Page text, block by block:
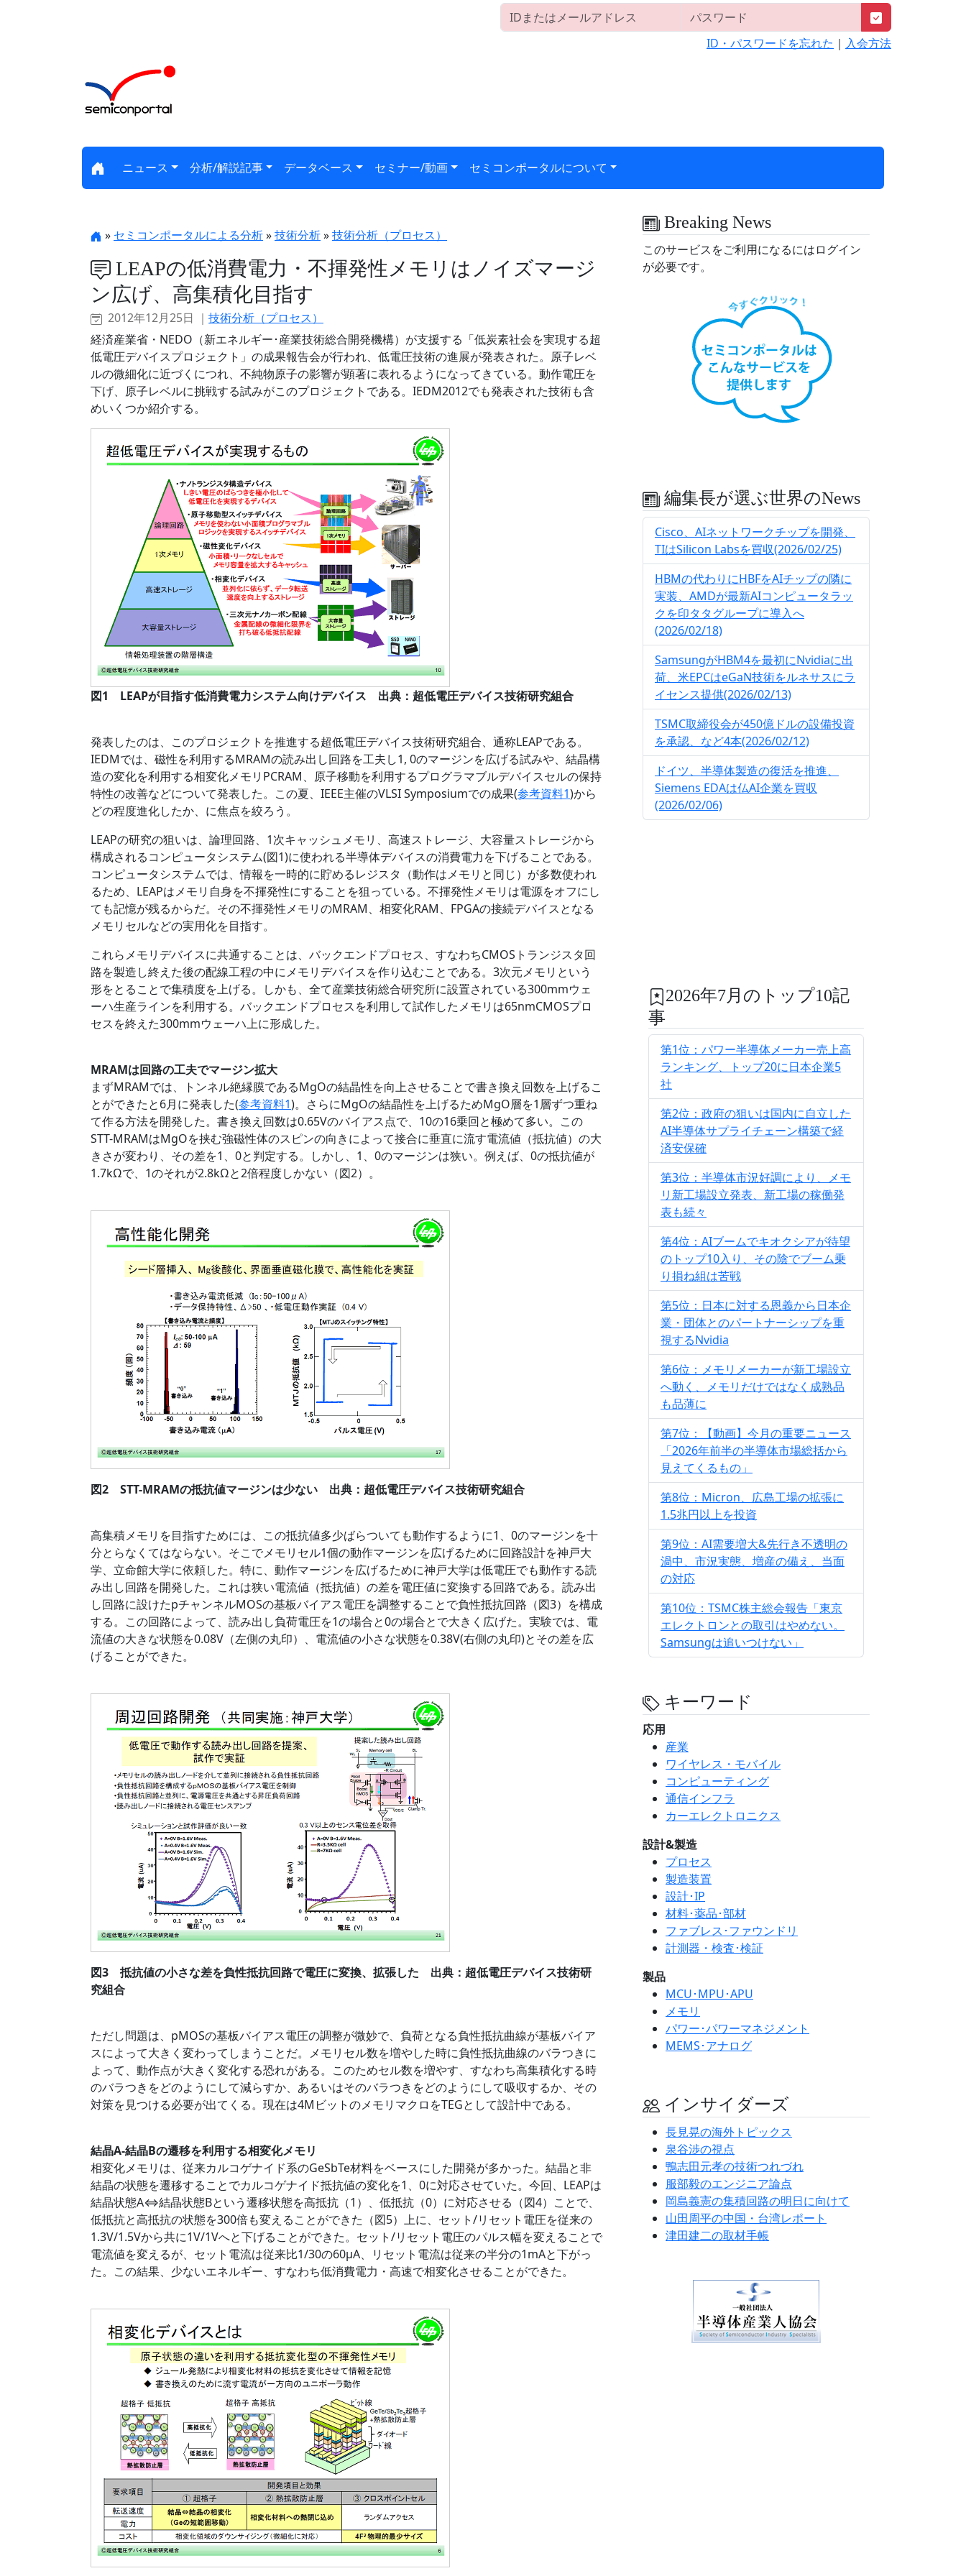
ID・パスワードを忘れた ｜ 入会方法
ニュース 分析/解説記事 データベース セミナー/動画 セミコンポータルについて
» セミコンポータルによる分析»技術分析»技術分析（プロセス）
LEAPの低消費電力・不揮発性メモリはノイズマージ
ン広げ、高集積化目指す
2012年12月25日 ｜ 技術分析（プロセス）
経済産業省・NEDO（新エネルギー･産業技術総合開発機構）が支援する「低炭素社会を実現する超
低電圧デバイスプロジェクト」の成果報告会が行われ、低電圧技術の進展が発表された。原子レベ
ルの微細化に近づくにつれ、不純物原子の影響が顕著に表れるようになってきている。動作電圧を
下げ、原子レベルに挑戦する試みがこのプロジェクトである。IEDM2012でも発表された技術も含
めいくつか紹介する。
図1 LEAPが目指す低消費電力システム向けデバイス 出典：超低電圧デバイス技術研究組合
発表したのは、このプロジェクトを推進する超低電圧デバイス技術研究組合、通称LEAPである。
IEDMでは、磁性を利用するMRAMの読み出し回路を工夫し1, 0のマージンを広げる試みや、結晶構
造の変化を利用する相変化メモリPCRAM、原子移動を利用するプログラマブルデバイスセルの保持
特性の改善などについて発表した。この夏、IEEE主催のVLSI Symposiumでの成果(参考資料1)から
どの程度進化したか、に焦点を絞ろう。
LEAPの研究の狙いは、論理回路、1次キャッシュメモリ、高速ストレージ、大容量ストレージから
構成されるコンピュータシステム(図1)に使われる半導体デバイスの消費電力を下げることである。
コンピュータシステムでは、情報を一時的に貯めるレジスタ（動作はメモリと同じ）が多数使われ
るため、LEAPはメモリ自身を不揮発性にすることを狙っている。不揮発性メモリは電源をオフにし
ても記憶が残るからだ。その不揮発性メモリのMRAM、相変化RAM、FPGAの接続デバイスとなる
メモリセルなどの実用化を目指す。
これらメモリデバイスに共通することは、バックエンドプロセス、すなわちCMOSトランジスタ回
路を製造し終えた後の配線工程の中にメモリデバイスを作り込むことである。3次元メモリという
形をとることで集積度を上げる。しかも、全て産業技術総合研究所に設置されている300mmウェ
ーハ生産ラインを利用する。バックエンドプロセスを利用して試作したメモリは65nmCMOSプロ
セスを終えた300mmウェーハ上に形成した。
MRAMは回路の工夫でマージン拡大
まずMRAMでは、トンネル絶縁膜であるMgOの結晶性を向上させることで書き換え回数を上げるこ
とができたと6月に発表した(参考資料1)。さらにMgOの結晶性を上げるためMgO層を1層ずつ重ね
て作る方法を開発した。書き換え回数は0.65Vのバイアス点で、10の16乗回と極めて多い。この
STT-MRAMはMgOを挟む強磁性体のスピンの向きによって接合に垂直に流す電流値（抵抗値）の大
きさが変わり、その差を1、0と判定する。しかし、1、0のマージンは狭い。例えば、0の抵抗値が
1.7kΩで、1のそれが2.8kΩと2倍程度しかない（図2）。
図2 STT-MRAMの抵抗値マージンは少ない 出典：超低電圧デバイス技術研究組合
高集積メモリを目指すためには、この抵抗値多少ばらついても動作するように1、0のマージンを十
分とらなくてはならない。そこでメモリセル1個の動作マージンを広げるために回路設計を神戸大
学、立命館大学に依頼した。特に、動作マージンを広げるために神戸大学は低電圧でも動作する読
み出し回路を開発した。これは狭い電流値（抵抗値）の差を電圧値に変換する回路である。読み出
し回路に設けたpチャンネルMOSの基板バイアス電圧を調整することで負性抵抗回路（図3）を構成
する。この回路によって、読み出し負荷電圧を1の場合と0の場合とで大きく広げた。実験では、電
流値の大きな状態を0.08V（左側の丸印）、電流値の小さな状態を0.38V(右側の丸印)とその差を広
げることができた。
図3 抵抗値の小さな差を負性抵抗回路で電圧に変換、拡張した 出典：超低電圧デバイス技術研
究組合
ただし問題は、pMOSの基板バイアス電圧の調整が微妙で、負荷となる負性抵抗曲線が基板バイア
スによって大きく変わってしまうことだ。メモリセル数を増やした時に負性抵抗曲線のバラつきに
よって、動作点が大きく変化する恐れがある。このためセル数を増やす、すなわち高集積化する時
のバラつきをどのようにして減らすか、あるいはそのバラつきをどのようにして吸収するか、その
対策を見つける必要が出てくる。現在は4MビットのメモリマクロをTEGとして設計中である。
結晶A-結晶Bの遷移を利用する相変化メモリ
相変化メモリは、従来カルコゲナイド系のGeSbTe材料をベースにした開発が多かった。結晶と非
結晶の状態を遷移することでカルコゲナイド抵抗値の変化を1、0に対応させていた。今回、LEAPは
結晶状態A⇔結晶状態Bという遷移状態を高抵抗（1）、低抵抗（0）に対応させる（図4）ことで、
低抵抗と高抵抗の状態を300倍も変えることができた（図5）上に、セット/リセット電圧を従来の
1.3V/1.5Vから共に1V/1Vへと下げることができた。セット/リセット電圧のパルス幅を変えることで
電流値を変えるが、セット電流は従来比1/30の60μA、リセット電流は従来の半分の1mAと下がっ
た。この結果、少ないエネルギー、すなわち低消費電力・高速で相変化させることができた。
Breaking News
このサービスをご利用になるにはログイン
が必要です。
編集長が選ぶ世界のNews
Cisco、AIネットワークチップを開発、
TIはSilicon Labsを買収(2026/02/25)
HBMの代わりにHBFをAIチップの隣に
実装、AMDが最新AIコンピュータラッ
クを印タタグループに導入へ
(2026/02/18)
SamsungがHBM4を最初にNvidiaに出
荷、米EPCはeGaN技術をルネサスにラ
イセンス提供(2026/02/13)
TSMC取締役会が450億ドルの設備投資
を承認、など4本(2026/02/12)
ドイツ、半導体製造の復活を推進、
Siemens EDAは仏AI企業を買収
(2026/02/06)
2026年7月のトップ10記
事
第1位：パワー半導体メーカー売上高
ランキング、トップ20に日本企業5
社
第2位：政府の狙いは国内に自立した
AI半導体サプライチェーン構築で経
済安保確
第3位：半導体市況好調により、メモ
リ新工場設立発表、新工場の稼働発
表も続々
第4位：AIブームでキオクシアが待望
のトップ10入り、その陰でブーム乗
り損ね組は苦戦
第5位：日本に対する恩義から日本企
業・団体とのパートナーシップを重
視するNvidia
第6位：メモリメーカーが新工場設立
へ動く、メモリだけではなく成熟品
も品薄に
第7位：【動画】今月の重要ニュース
「2026年前半の半導体市場総括から
見えてくるもの」
第8位：Micron、広島工場の拡張に
1.5兆円以上を投資
第9位：AI需要増大&先行き不透明の
渦中、市況実態、増産の備え、当面
の対応
第10位：TSMC株主総会報告「東京
エレクトロンとの取引はやめない。
Samsungは追いつけない」
キーワード
応用
産業
ワイヤレス・モバイル
コンピューティング
通信インフラ
カーエレクトロニクス
設計&製造
プロセス
製造装置
設計･IP
材料･薬品･部材
ファブレス･ファウンドリ
計測器・検査･検証
製品
MCU･MPU･APU
メモリ
パワー･パワーマネジメント
MEMS･アナログ
インサイダーズ
長見晃の海外トピックス
泉谷渉の視点
鴨志田元孝の技術つれづれ
服部毅のエンジニア論点
岡島義憲の集積回路の明日に向けて
山田周平の中国・台湾レポート
津田建二の取材手帳